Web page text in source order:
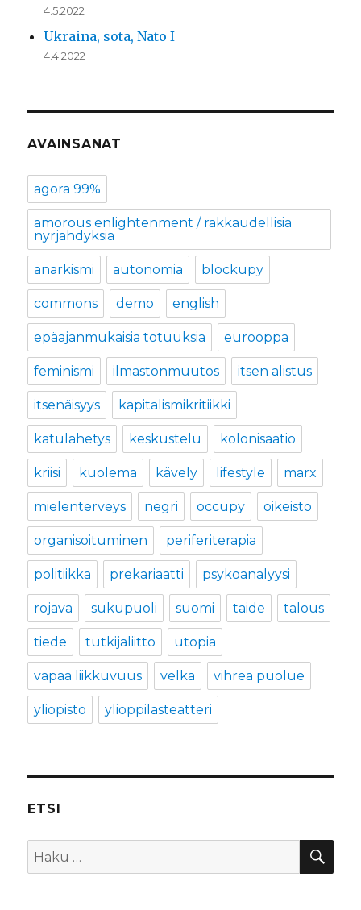
4.5.2022
Ukraina, sota, Nato I
4.4.2022
AVAINSANAT
agora 99%
amorous enlightenment / rakkaudellisia
nyrjähdyksiä
anarkismi autonomia blockupy
commons demo english
epäajanmukaisia totuuksia eurooppa
feminismi ilmastonmuutos itsen alistus
itsenäisyys kapitalismikritiikki
katulähetys keskustelu kolonisaatio
kriisi kuolema kävely lifestyle marx
mielenterveys negri occupy oikeisto
organisoituminen periferiterapia
politiikka prekariaatti psykoanalyysi
rojava sukupuoli suomi taide talous
tiede tutkijaliitto utopia
vapaa liikkuvuus velka vihreä puolue
yliopisto ylioppilasteatteri
ETSI
Etsi: